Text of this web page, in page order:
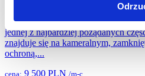
kameralne osiedle z ochroną |
apartament o powierzchni 125 m²
jednej z najbardziej pożądanych
znajduje się na kameralnym,
ochroną,...
cena: 9 500 PLN /m-c